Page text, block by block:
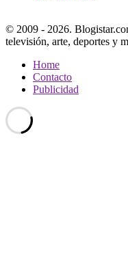
© 2009 - 2026.
televisión, arte, deportes y
Home
Contacto
Publicidad